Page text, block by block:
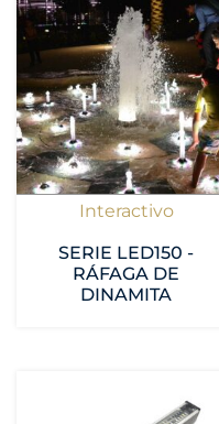
Interactivo
SERIE LED150 -
RÁFAGA DE
DINAMITA